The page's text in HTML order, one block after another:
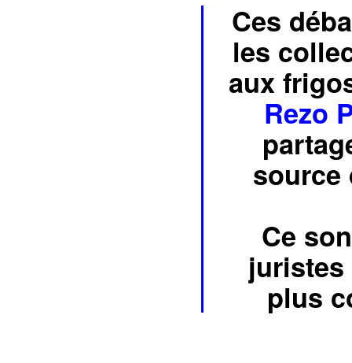
Ces
les
aux
Rezo
source
Ce
plus